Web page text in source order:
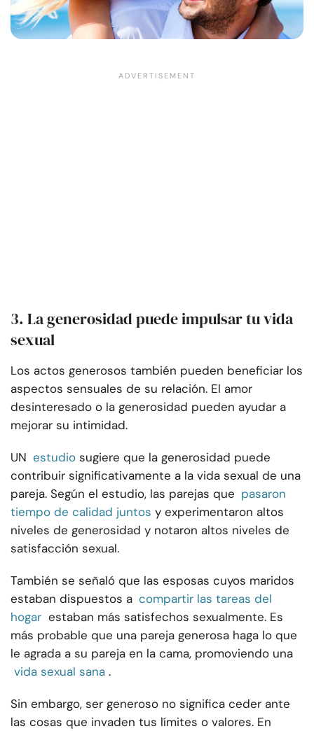
3. La generosidad puede impulsar tu vida
sexual
Los actos generosos también pueden beneficiar los
aspectos sensuales de su relación. El amor
desinteresado o la generosidad pueden ayudar a
mejorar su intimidad.
UN estudio sugiere que la generosidad puede
contribuir significativamente a la vida sexual de una
pareja. Según el estudio, las parejas que pasaron
tiempo de calidad juntos y experimentaron altos
niveles de generosidad y notaron altos niveles de
satisfacción sexual.
También se señaló que las esposas cuyos maridos
estaban dispuestos a compartir las tareas del
hogar estaban más satisfechos sexualmente. Es
más probable que una pareja generosa haga lo que
le agrada a su pareja en la cama, promoviendo una
vida sexual sana .
Sin embargo, ser generoso no significa ceder ante
las cosas que invaden tus límites o valores. En